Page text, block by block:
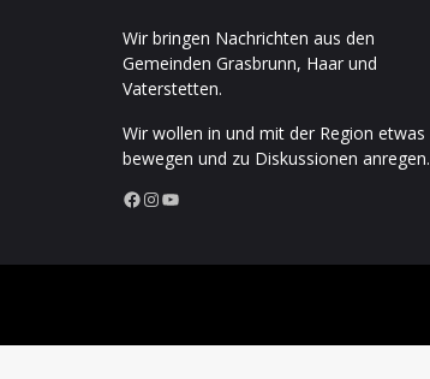
Wir bringen Nachrichten aus den
Gemeinden Grasbrunn, Haar und
Vaterstetten.
Wir wollen in und mit der Region etwas
bewegen und zu Diskussionen anregen.
Facebook InstagramYouTube